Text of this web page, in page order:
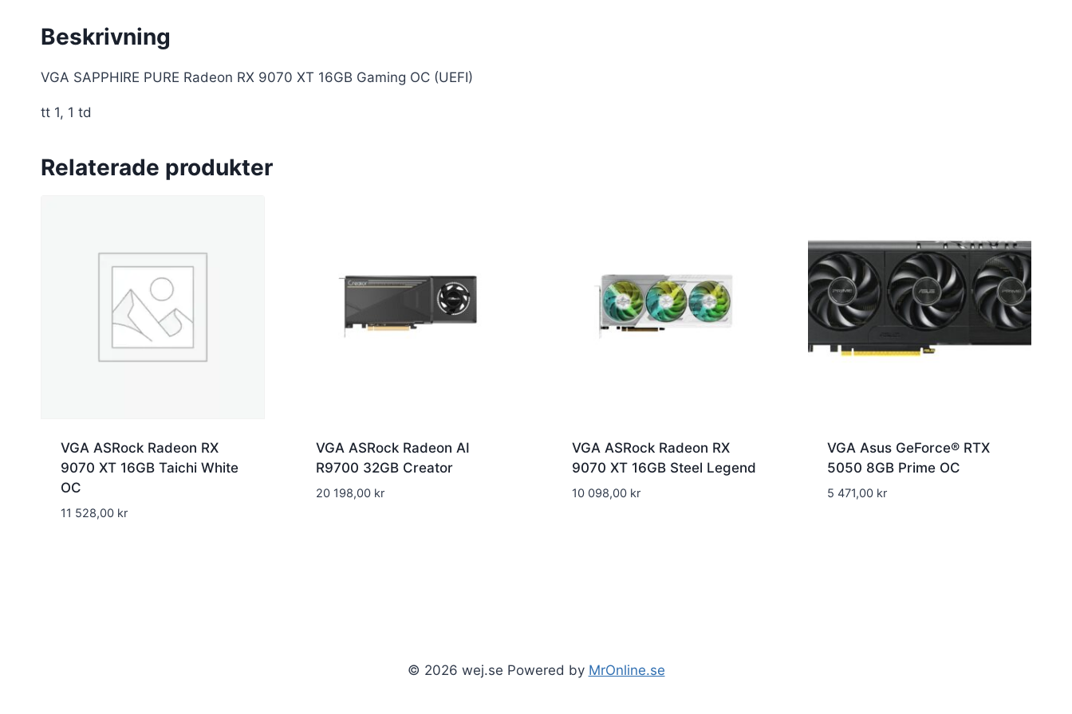
Beskrivning
VGA SAPPHIRE PURE Radeon RX 9070 XT 16GB Gaming OC (UEFI)
tt 1, 1 td
Relaterade produkter
VGA ASRock Radeon RX
9070 XT 16GB Taichi White
OC
11 528,00 kr
VGA ASRock Radeon AI
R9700 32GB Creator
20 198,00 kr
VGA ASRock Radeon RX
9070 XT 16GB Steel Legend
10 098,00 kr
VGA Asus GeForce® RTX
5050 8GB Prime OC
5 471,00 kr
© 2026 wej.se Powered by MrOnline.se